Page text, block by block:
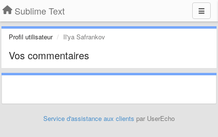
Sublime Text
Profil utilisateur Il'ya Safrankov
Vos commentaires
Service d'assistance aux clients par UserEcho